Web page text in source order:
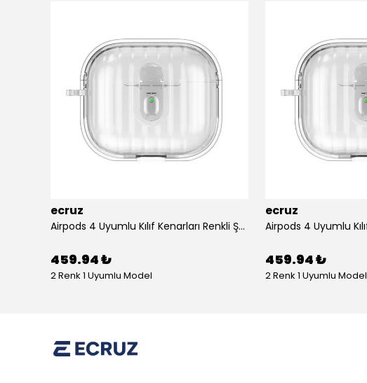
ecruz
Airpods 4 Uyumlu Kılıf Kenarları Renkli Şeffaf Dilimli Silikon Ecruz Airbag 40 Uyumlu Kılıf
459.94 ₺
2 Renk 1 Uyumlu Model
ecruz
459.94 ₺
2 Renk 1 Uyumlu Model